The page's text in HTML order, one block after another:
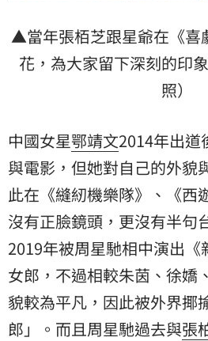
▲當年張栢芝跟星爺在《喜
花，為大家留下深刻的印
照）
中國女星鄂靖文2014年出道
與電影，但她對自己的外貌
此在《縫紉機樂隊》、《西
沒有正臉鏡頭，更沒有半句
2019年被周星馳相中演出《
女郎，不過相較朱茵、徐嬌
貌較為平凡，因此被外界揶
郎」。而且周星馳過去與張